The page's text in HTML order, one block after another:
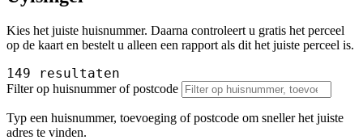
Kies het juiste huisnummer. Daarna controleert u gratis het perceel
op de kaart en bestelt u alleen een rapport als dit het juiste perceel is.
149 resultaten
Filter op huisnummer of postcode
Typ een huisnummer, toevoeging of postcode om sneller het juiste
adres te vinden.